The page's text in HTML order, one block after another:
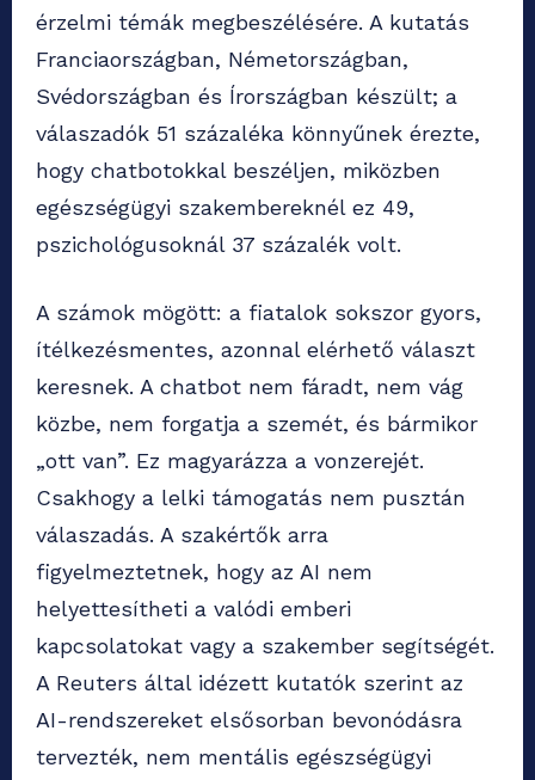
érzelmi témák megbeszélésére. A kutatás
Franciaországban, Németországban,
Svédországban és Írországban készült; a
válaszadók 51 százaléka könnyűnek érezte,
hogy chatbotokkal beszéljen, miközben
egészségügyi szakembereknél ez 49,
pszichológusoknál 37 százalék volt.
A számok mögött: a fiatalok sokszor gyors,
ítélkezésmentes, azonnal elérhető választ
keresnek. A chatbot nem fáradt, nem vág
közbe, nem forgatja a szemét, és bármikor
„ott van”. Ez magyarázza a vonzerejét.
Csakhogy a lelki támogatás nem pusztán
válaszadás. A szakértők arra
figyelmeztetnek, hogy az AI nem
helyettesítheti a valódi emberi
kapcsolatokat vagy a szakember segítségét.
A Reuters által idézett kutatók szerint az
AI-rendszereket elsősorban bevonódásra
tervezték, nem mentális egészségügyi